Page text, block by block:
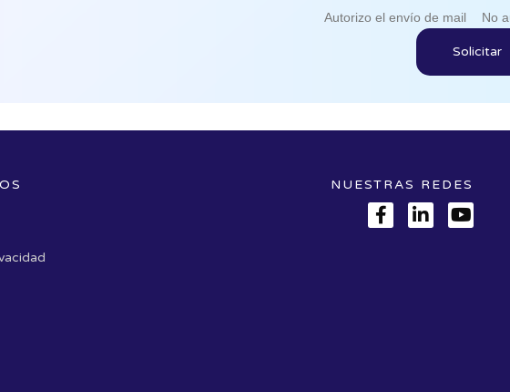
Autorizo el envío de mail No
NUESTRAS REDES